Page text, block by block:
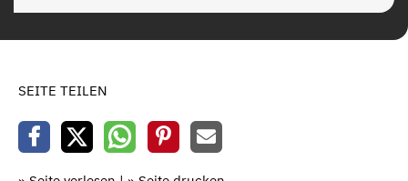
SEITE TEILEN